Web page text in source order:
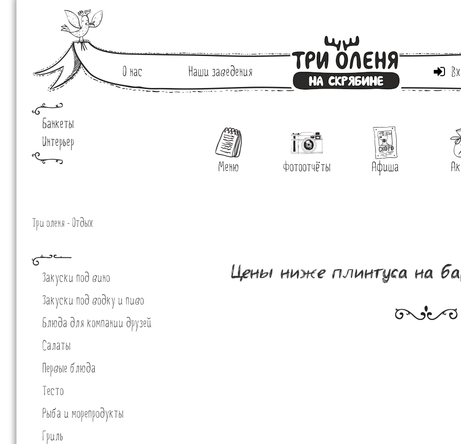
О нас Наши заведения
Банкеты
Интерьер
Меню
Фотоотчёты Афиша
Три оленя - Отдых
Закуски под вино
Закуски под водку и пиво
Блюда для компании друзей
Салаты
Первые блюда
Тесто
Рыба и морепродукты
Гриль
Цены ниже плинтуса на